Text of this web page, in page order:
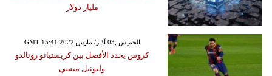
مليار دولار
GMT 15:41 2022 الخميس ,03 آذار/ مارس
كروس يحدد الأفضل بين كريستيانو رونالدو
وليونيل ميسي